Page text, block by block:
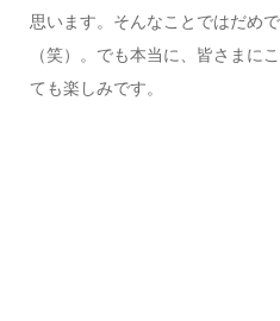
思います。そんなことではだめ
（笑）。でも本当に、皆さまに
ても楽しみです。